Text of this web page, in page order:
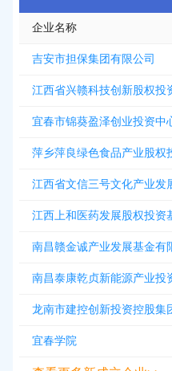
企业名称
吉安市担保集团有限公司
江西省兴赣科技创新股权投
宜春市锦葵盈泽创业投资中
萍乡萍良绿色食品产业股权
江西上和医药发展股权投资
南昌赣金诚产业发展基金有
南昌泰康乾贞新能源产业投
龙南市建控创新投资控股集
宜春学院